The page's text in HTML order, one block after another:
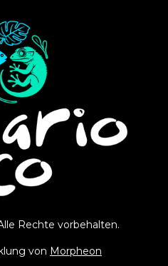
Rechte vorbehalten.
von Morpheon